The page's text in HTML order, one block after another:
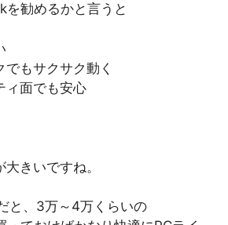
勧めるかと言うと
でもサクサク動く
ィ面でも安心
きいですね。
と、3万～4万くらいの